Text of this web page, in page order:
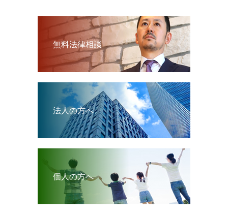
無料法律相談
法人の方へ
個人の方へ